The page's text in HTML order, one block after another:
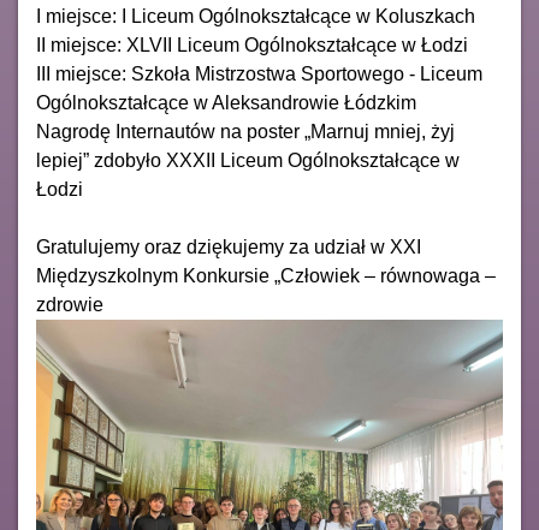
I miejsce: I Liceum Ogólnokształcące w Koluszkach
II miejsce: XLVII Liceum Ogólnokształcące w Łodzi
III miejsce: Szkoła Mistrzostwa Sportowego - Liceum
Ogólnokształcące w Aleksandrowie Łódzkim
Nagrodę Internautów na poster „Marnuj mniej, żyj
lepiej” zdobyło XXXII Liceum Ogólnokształcące w
Łodzi
Gratulujemy oraz dziękujemy za udział w XXI
Międzyszkolnym Konkursie „Człowiek – równowaga –
zdrowie